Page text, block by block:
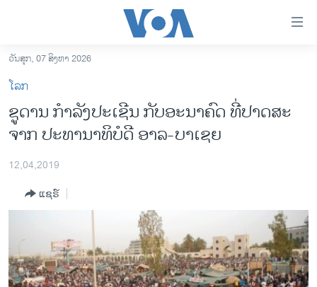
ເຂົ້າ
ຫາ
ຂ້າມ
ຂ້າມ
ຫາ
ອາເມຣິກາ
ຂ່າວ​ຈີນ
ໂລກ
ອິດສະຫຼະພາບດ້ານການຂ່າວ
ຊີວິດຊາວລາວ
ວັນສຸກ, 07 ສິງຫາ 2026
ໂລກ
ຊູດານ ກຳລັງປະເຊີນ ກັບອະນາຄົດ ທີ່​ປາດ​ສະ
ຈາກ ປະທານາທິບໍດີ ອາລ-ບາເຊຍ
12,04,2019
ແຊຣ໌